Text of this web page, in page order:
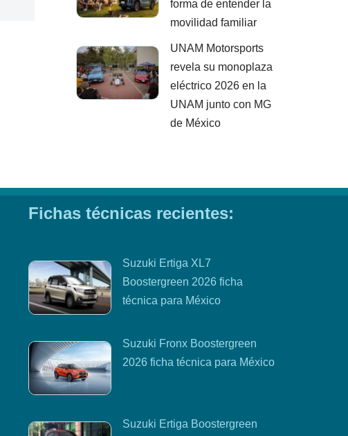
forma de entender la
movilidad familiar
UNAM Motorsports
revela su monoplaza
eléctrico 2026 en la
UNAM junto con MG
de México
Fichas técnicas recientes:
Suzuki Ertiga XL7
Boostergreen 2026 ficha
técnica para México
Suzuki Fronx Boostergreen
2026 ficha técnica para México
Suzuki Ertiga Boostergreen